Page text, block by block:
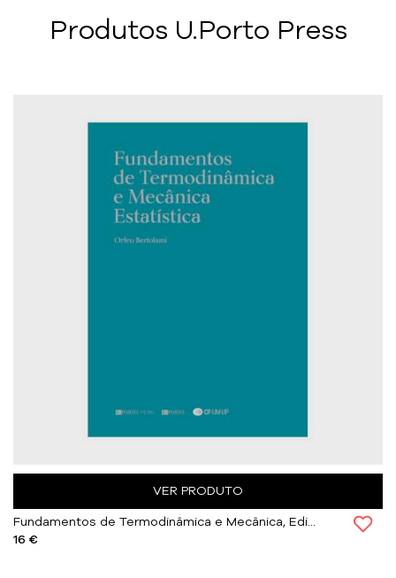
Produtos U.Porto Press
VER PRODUTO
Fundamentos de Termodinâmica e Mecânica, Editora UP
16 €